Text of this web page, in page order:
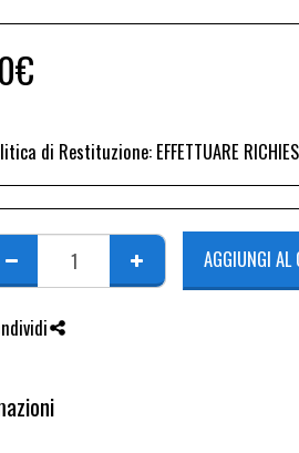
€
di Restituzione: EFFETTUARE RICHIESTA DI RESO ENTRO 14 GIORNI DALL&#039;ACQUISTO DEL RICAMBIO, IL RIMBORSO VIENE EMESSO
AGGIUNGI AL